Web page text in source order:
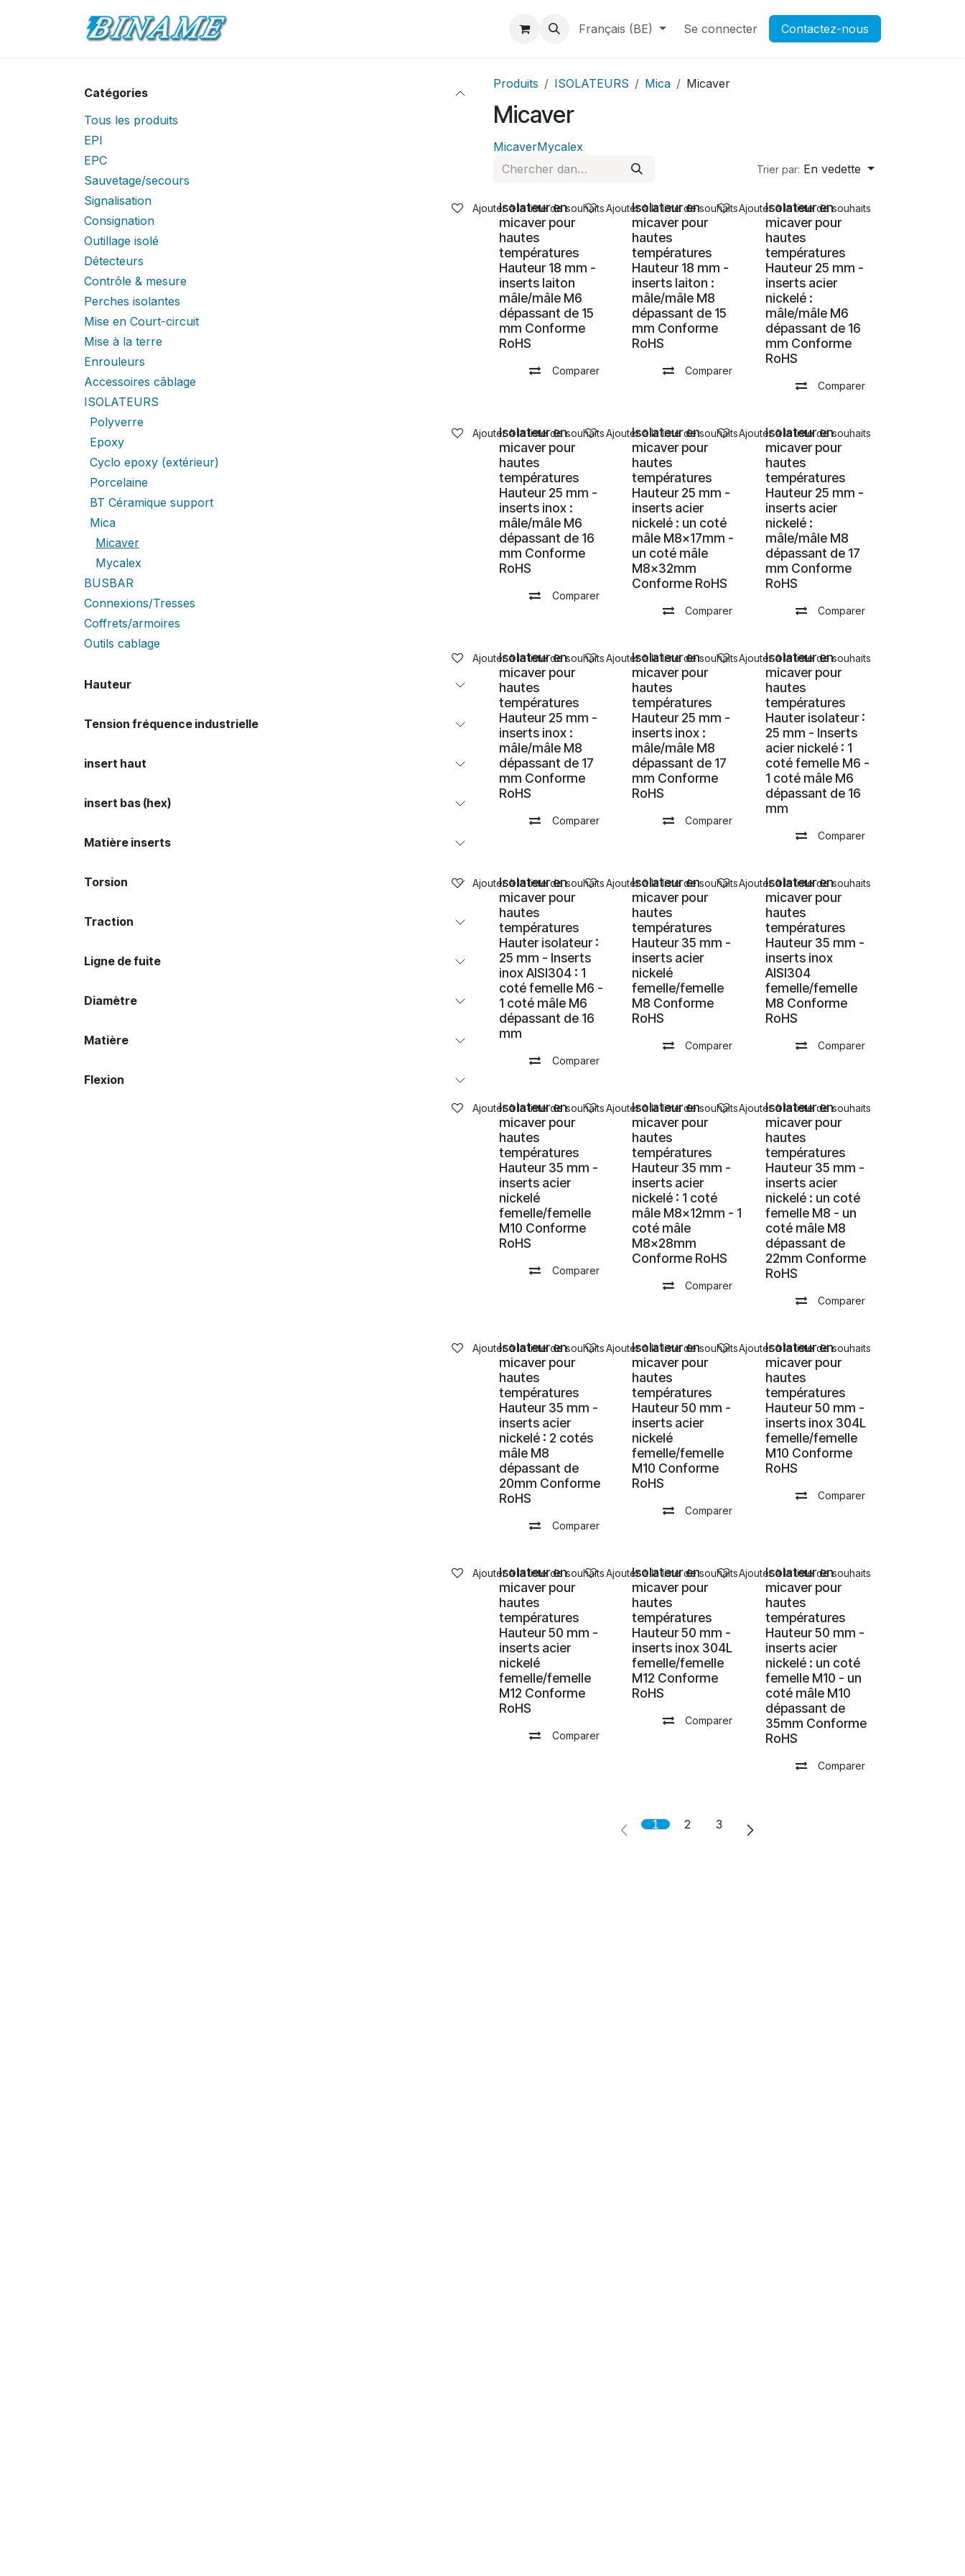
À propos de BINAME Contactez-nous Rendez-vous Ouverture d'un compte
Français (BE) Se connecter Contactez-nous
Catégories
Tous les produits
EPI
EPC
Sauvetage/secours
Signalisation
Consignation
Outillage isolé
Détecteurs
Contrôle & mesure
Perches isolantes
Mise en Court-circuit
Mise à la terre
Enrouleurs
Accessoires câblage
ISOLATEURS
Polyverre
Epoxy
Cyclo epoxy (extérieur)
Porcelaine
BT Céramique support
Mica
Micaver
Mycalex
BUSBAR
Connexions/Tresses
Coffrets/armoires
Outils cablage
Hauteur
Tension fréquence industrielle
insert haut
insert bas (hex)
Matière inserts
Torsion
Traction
Ligne de fuite
Diamètre
Matière
Flexion
Produits ISOLATEURS Mica Micaver
Micaver
MicaverMycalex
Trier par: En vedette
Isolateur en
micaver pour
hautes
températures
Hauteur 18 mm -
inserts laiton
mâle/mâle M6
dépassant de 15
mm Conforme
RoHS
Comparer
Ajouter à la liste de souhaits
Isolateur en
micaver pour
hautes
températures
Hauteur 18 mm -
inserts laiton :
mâle/mâle M8
dépassant de 15
mm Conforme
RoHS
Comparer
Ajouter à la liste de souhaits
Isolateur en
micaver pour
hautes
températures
Hauteur 25 mm -
inserts acier
nickelé :
mâle/mâle M6
dépassant de 16
mm Conforme
RoHS
Comparer
Ajouter à la liste de souhaits
Isolateur en
micaver pour
hautes
températures
Hauteur 25 mm -
inserts inox :
mâle/mâle M6
dépassant de 16
mm Conforme
RoHS
Comparer
Ajouter à la liste de souhaits
Isolateur en
micaver pour
hautes
températures
Hauteur 25 mm -
inserts acier
nickelé : un coté
mâle M8x17mm -
un coté mâle
M8x32mm
Conforme RoHS
Comparer
Ajouter à la liste de souhaits
Isolateur en
micaver pour
hautes
températures
Hauteur 25 mm -
inserts acier
nickelé :
mâle/mâle M8
dépassant de 17
mm Conforme
RoHS
Comparer
Ajouter à la liste de souhaits
Isolateur en
micaver pour
hautes
températures
Hauteur 25 mm -
inserts inox :
mâle/mâle M8
dépassant de 17
mm Conforme
RoHS
Comparer
Ajouter à la liste de souhaits
Isolateur en
micaver pour
hautes
températures
Hauteur 25 mm -
inserts inox :
mâle/mâle M8
dépassant de 17
mm Conforme
RoHS
Comparer
Ajouter à la liste de souhaits
Isolateur en
micaver pour
hautes
températures
Hauter isolateur :
25 mm - Inserts
acier nickelé : 1
coté femelle M6 -
1 coté mâle M6
dépassant de 16
mm
Comparer
Ajouter à la liste de souhaits
Isolateur en
micaver pour
hautes
températures
Hauter isolateur :
25 mm - Inserts
inox AISI304 : 1
coté femelle M6 -
1 coté mâle M6
dépassant de 16
mm
Comparer
Ajouter à la liste de souhaits
Isolateur en
micaver pour
hautes
températures
Hauteur 35 mm -
inserts acier
nickelé
femelle/femelle
M8 Conforme
RoHS
Comparer
Ajouter à la liste de souhaits
Isolateur en
micaver pour
hautes
températures
Hauteur 35 mm -
inserts inox
AISI304
femelle/femelle
M8 Conforme
RoHS
Comparer
Ajouter à la liste de souhaits
Isolateur en
micaver pour
hautes
températures
Hauteur 35 mm -
inserts acier
nickelé
femelle/femelle
M10 Conforme
RoHS
Comparer
Ajouter à la liste de souhaits
Isolateur en
micaver pour
hautes
températures
Hauteur 35 mm -
inserts acier
nickelé : 1 coté
mâle M8x12mm - 1
coté mâle
M8x28mm
Conforme RoHS
Comparer
Ajouter à la liste de souhaits
Isolateur en
micaver pour
hautes
températures
Hauteur 35 mm -
inserts acier
nickelé : un coté
femelle M8 - un
coté mâle M8
dépassant de
22mm Conforme
RoHS
Comparer
Ajouter à la liste de souhaits
Isolateur en
micaver pour
hautes
températures
Hauteur 35 mm -
inserts acier
nickelé : 2 cotés
mâle M8
dépassant de
20mm Conforme
RoHS
Comparer
Ajouter à la liste de souhaits
Isolateur en
micaver pour
hautes
températures
Hauteur 50 mm -
inserts acier
nickelé
femelle/femelle
M10 Conforme
RoHS
Comparer
Ajouter à la liste de souhaits
Isolateur en
micaver pour
hautes
températures
Hauteur 50 mm -
inserts inox 304L
femelle/femelle
M10 Conforme
RoHS
Comparer
Ajouter à la liste de souhaits
Isolateur en
micaver pour
hautes
températures
Hauteur 50 mm -
inserts acier
nickelé
femelle/femelle
M12 Conforme
RoHS
Comparer
Ajouter à la liste de souhaits
Isolateur en
micaver pour
hautes
températures
Hauteur 50 mm -
inserts inox 304L
femelle/femelle
M12 Conforme
RoHS
Comparer
Ajouter à la liste de souhaits
Isolateur en
micaver pour
hautes
températures
Hauteur 50 mm -
inserts acier
nickelé : un coté
femelle M10 - un
coté mâle M10
dépassant de
35mm Conforme
RoHS
Comparer
Ajouter à la liste de souhaits
1 2 3